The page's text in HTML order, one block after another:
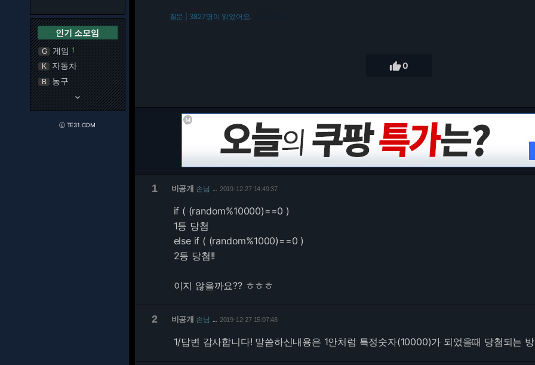
인기 소모임
G 게임 1
K 자동차
B 농구
keyboard_arrow_down
ⓒ TE31.COM
질문 | 3827명이 읽었어요.
0
1 비공개 손님 2019-12-27 14:49:37
if ( (random%10000)==0 )
1등 당첨
else if ( (random%1000)==0 )
2등 당첨!!
이지 않을까요?? ㅎㅎㅎ
2 비공개 손님 2019-12-27 15:07:48
1/답변 감사합니다! 말씀하신내용은 1안처럼 특정숫자(10000)가 되었을때 당첨되는